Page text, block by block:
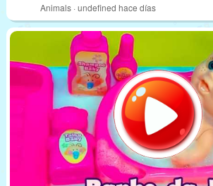
Animals · undefined hace días